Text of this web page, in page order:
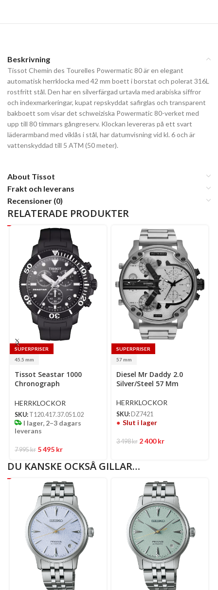
Beskrivning
Tissot Chemin des Tourelles Powermatic 80 är en elegant
automatisk herrklocka med 42 mm boett i borstat och polerat 316L
rostfritt stål. Den har en silverfärgad urtavla med arabiska siffror
och indexmarkeringar, kupat repskyddat safirglas och transparent
bakboett som visar det schweiziska Powermatic 80-verket med
upp till 80 timmars gångreserv. Klockan levereras på ett svart
läderarmband med viklås i stål, har datumvisning vid kl. 6 och är
vattenskyddad till 5 ATM (50 meter).
About Tissot
Frakt och leverans
Recensioner (0)
RELATERADE PRODUKTER
SUPERPRISER
45.5 mm
Select
options
Tissot Seastar 1000
Chronograph
HERRKLOCKOR
SKU: T120.417.37.051.02
I lager, 2–3 dagars
leverans
7 995kr 5 495 kr
SUPERPRISER
57 mm
Diesel Mr Daddy 2.0
Silver/Steel 57 Mm
HERRKLOCKOR
SKU: DZ7421
Slut i lager
3 498kr 2 400kr
DU KANSKE OCKSÅ GILLAR…